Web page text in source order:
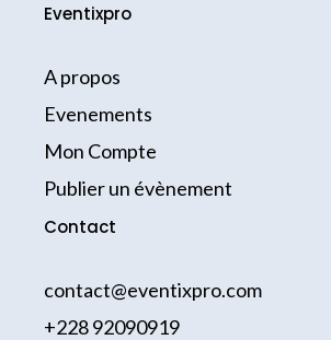
Eventixpro
A propos
Evenements
Mon Compte
Publier un évènement
Contact
contact@eventixpro.com
+228 92090919